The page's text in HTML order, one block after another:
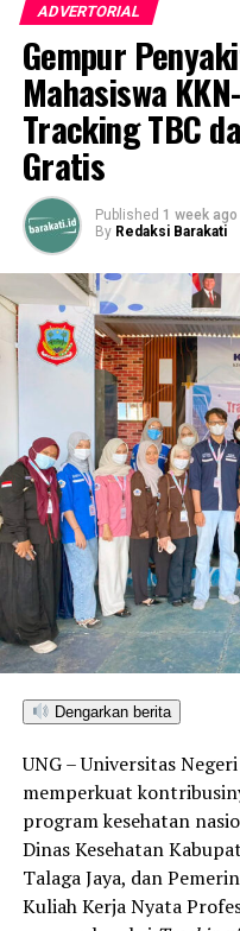
Sosialisasi Ketaspenan,
Hadapi Masa Pensiun
ADVERTORIAL
Gempur
Mahasiswa
Tracking TBC
Gratis
Published 1 week ago
By Redaksi Barakati
Dengarkan berita
UNG – Universitas
memperkuat
program kesehatan
Dinas Kesehatan
Talaga Jaya, dan
Kuliah Kerja Nyata